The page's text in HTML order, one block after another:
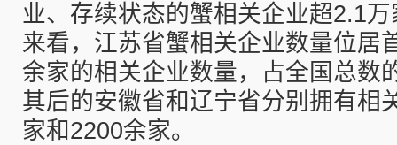
业、存续状态的蟹相关企业超2.1
来看，江苏省蟹相关企业数量位居
余家的相关企业数量，占全国总数
其后的安徽省和辽宁省分别拥有相
家和2200余家。